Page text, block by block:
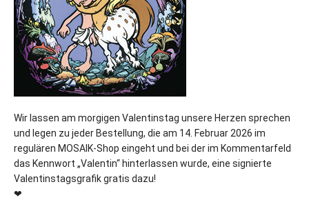
Wir lassen am morgigen Valentinstag unsere Herzen sprechen
und legen zu jeder Bestellung, die am 14. Februar 2026 im
regulären MOSAIK-Shop eingeht und bei der im Kommentarfeld
das Kennwort „Valentin“ hinterlassen wurde, eine signierte
Valentinstagsgrafik gratis dazu!︎
❤︎